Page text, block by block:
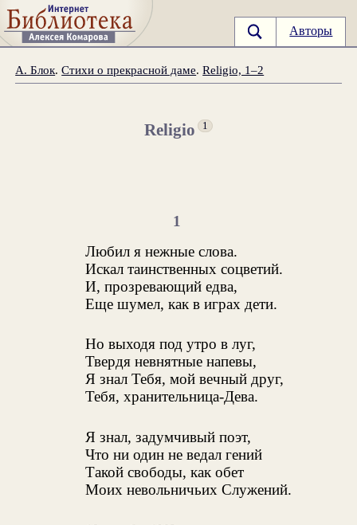
Авторы
А. Блок.Стихи о прекрасной даме.Religio, 1–2
Religio 1
1
Любил я нежные слова.
Искал таинственных соцветий.
И, прозревающий едва,
Еще шумел, как в играх дети.
Но выходя под утро в луг,
Твердя невнятные напевы,
Я знал Тебя, мой вечный друг,
Тебя, хранительница-Дева.
Я знал, задумчивый поэт,
Что ни один не ведал гений
Такой свободы, как обет
Моих невольничьих Служений.